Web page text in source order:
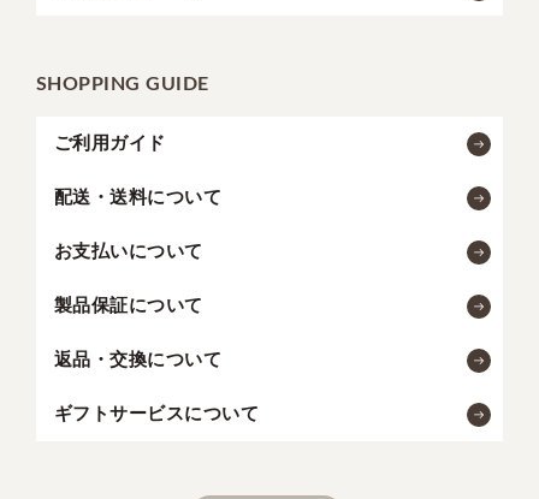
SHOPPING GUIDE
ご利用ガイド
配送・送料について
お支払いについて
製品保証について
返品・交換について
ギフトサービスについて